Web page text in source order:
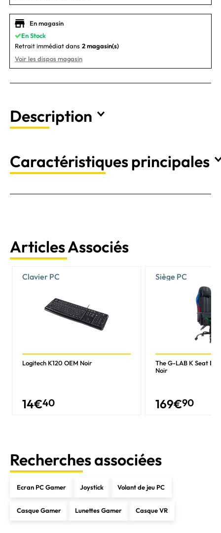
En magasin
En Stock
Retrait immédiat dans 2 magasin(s)
Voir les dispos magasin
Description
Caractéristiques principales
Articles Associés
Clavier PC
Logitech K120 OEM Noir
14€40
Siège PC
The G-LAB K Seat
Noir
169€90
Recherches associées
Ecran PC Gamer Joystick Volant de jeu PC
Casque Gamer Lunettes Gamer Casque VR